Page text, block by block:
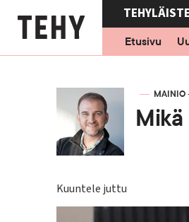
pääsisältöön
Etusivu
MAINIO
Kuuntele juttu